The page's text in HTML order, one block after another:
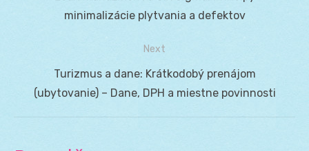
minimalizácie plytvania a defektov
Next
post:
Turizmus a dane: Krátkodobý prenájom
(ubytovanie) – Dane, DPH a miestne povinnosti